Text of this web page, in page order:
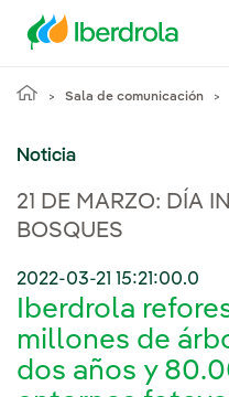
Sala de comunicación
Noticia
21 DE MARZO: DÍA
BOSQUES
2022-03-21 15:21:00.0
Iberdrola
millones de
dos años y